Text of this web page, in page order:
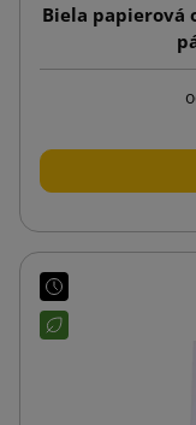
Biela papierová